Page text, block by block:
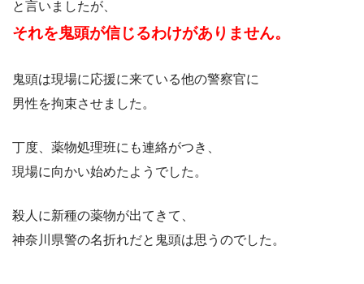
と言いましたが、
それを鬼頭が信じるわけがありません。
鬼頭は現場に応援に来ている他の警察官に
男性を拘束させました。
丁度、薬物処理班にも連絡がつき、
現場に向かい始めたようでした。
殺人に新種の薬物が出てきて、
神奈川県警の名折れだと鬼頭は思うのでした。